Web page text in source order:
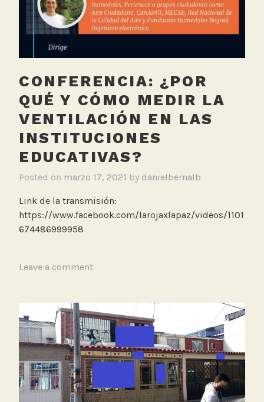
e
d
e
l
l
í
n
CONFERENCIA: ¿POR
QUÉ Y CÓMO MEDIR LA
VENTILACIÓN EN LAS
INSTITUCIONES
EDUCATIVAS?
Posted on marzo 17, 2021 by danielbernalb
Link de la transmisión:
https://www.facebook.com/larojaxlapaz/videos/1101
674486999958
T
e
d
C
O
2
Leave a comment